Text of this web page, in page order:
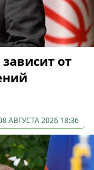
от
АВГУСТА 2026 18:36